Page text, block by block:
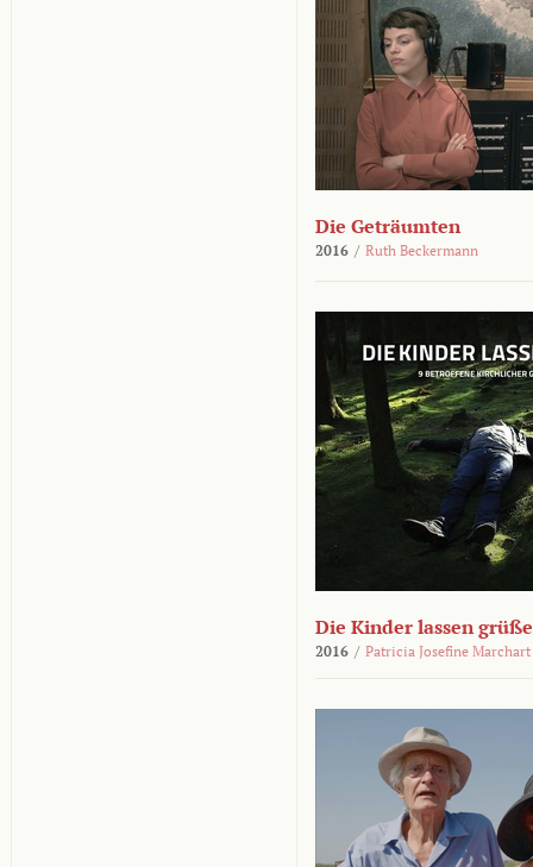
Die Geträumten
2016 / Ruth Beckermann
Die Kinder lassen
2016 / Patricia Josefine Marchart